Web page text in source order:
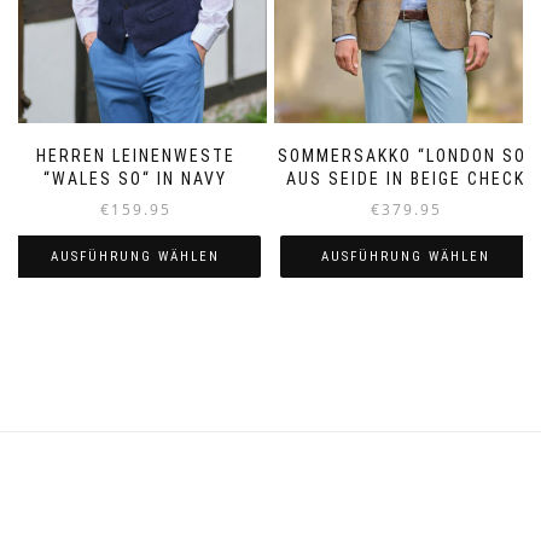
gewählt
werden
gewählt
werden
HERREN LEINENWESTE
“WALES SO“ IN NAVY
€159.95
AUSFÜHRUNG WÄHLEN
SOMMERSAKKO “LONDON SO“
AUS SEIDE IN BEIGE CHECK
€379.95
AUSFÜHRUNG WÄHLEN